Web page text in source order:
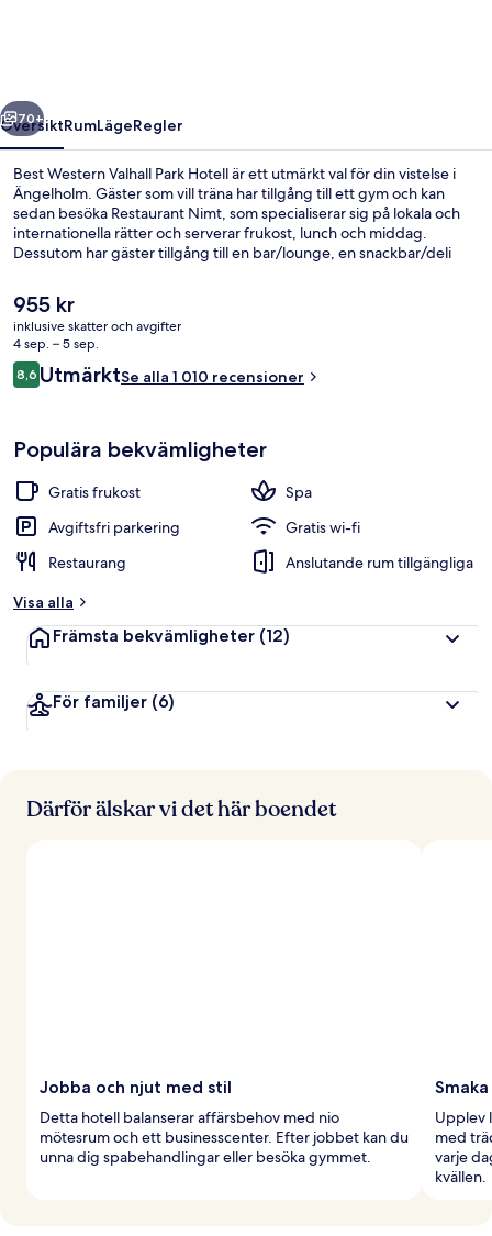
Nästa
70+
ÖversiktRumLägeRegler
Best Western Valhall Park Hotell är ett utmärkt val för din vistelse i
Ängelholm. Gäster som vill träna har tillgång till ett gym och kan
sedan besöka Restaurant Nimt, som specialiserar sig på lokala och
internationella rätter och serverar frukost, lunch och middag.
Dessutom har gäster tillgång till en bar/lounge, en snackbar/deli
personalen.
Det
nuvarande
priset
är
955 kr
955 kr
inklusive skatter och avgifter
4 sep. – 5 sep.
Recensioner
8,68,6 av 10,
UtmärktSe alla 1 010 recensioner
Populära bekvämligheter
Gratis frukost
Spa
Avgiftsfri parkering
Gratis wi-fi
Restaurang
Anslutande rum tillgängliga
Visa alla
Främsta bekvämligheter (12)
För familjer (6)
Därför älskar vi det här boendet
Jobba och njut med stil
Detta hotell balanserar affärsbehov med nio
mötesrum och ett businesscenter. Efter jobbet kan du
unna dig spabehandlingar eller besöka gymmet.
Upplev
med
varje
kvällen.